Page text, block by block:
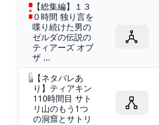
【総集編】１３
０時間 独り言を
喋り続けた男の
ゼルダの伝説の
ティアーズ オブ
ザ ...
【ネタバレあ
り】ティアキン
110時間目 サト
リ山のもう1つ
の洞窟とサトリ